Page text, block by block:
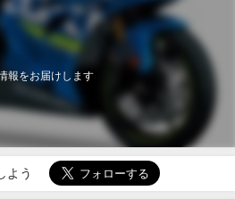
報をお届けします
よう